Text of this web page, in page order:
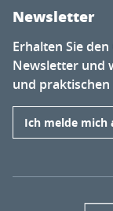
Newsletter
Erhalten Sie
Newsletter und
und
Ich melde mich